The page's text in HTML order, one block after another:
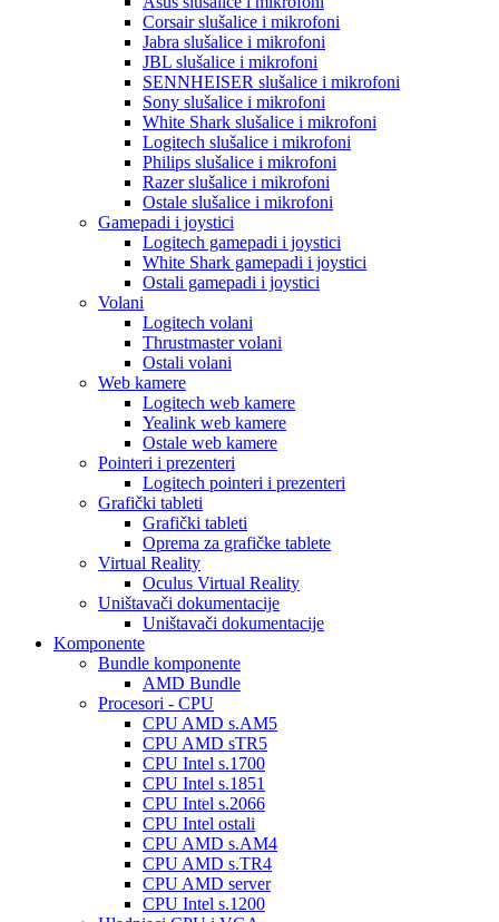
Corsair slušalice i mikrofoni
Jabra slušalice i mikrofoni
JBL slušalice i mikrofoni
SENNHEISER slušalice i mikrofoni
Sony slušalice i mikrofoni
White Shark slušalice i mikrofoni
Logitech slušalice i mikrofoni
Philips slušalice i mikrofoni
Razer slušalice i mikrofoni
Ostale slušalice i mikrofoni
Gamepadi i joystici
Logitech gamepadi i joystici
White Shark gamepadi i joystici
Ostali gamepadi i joystici
Volani
Logitech volani
Thrustmaster volani
Ostali volani
Web kamere
Logitech web kamere
Yealink web kamere
Ostale web kamere
Pointeri i prezenteri
Logitech pointeri i prezenteri
Grafički tableti
Grafički tableti
Oprema za grafičke tablete
Virtual Reality
Oculus Virtual Reality
Uništavači dokumentacije
Uništavači dokumentacije
Komponente
Bundle komponente
AMD Bundle
Procesori - CPU
CPU AMD s.AM5
CPU AMD sTR5
CPU Intel s.1700
CPU Intel s.1851
CPU Intel s.2066
CPU Intel ostali
CPU AMD s.AM4
CPU AMD s.TR4
CPU AMD server
CPU Intel s.1200